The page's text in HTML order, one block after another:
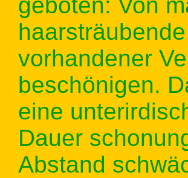
vorhandener
beschönigen.
eine
Dauer
Abstand